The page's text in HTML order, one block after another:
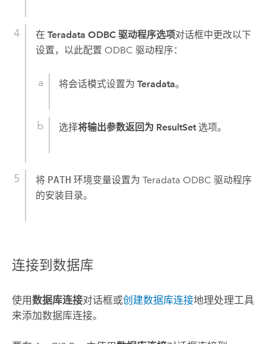
在 Teradata ODBC 驱动程序选项对话框中更改以下
设置，以此配置 ODBC 驱动程序：
将会话模式设置为Teradata。
选择将输出参数返回为 ResultSet选项。
将 PATH 环境变量设置为 Teradata ODBC 驱动程序
的安装目录。
连接到数据库
使用数据库连接对话框或创建数据库连接地理处理工具
来添加数据库连接。